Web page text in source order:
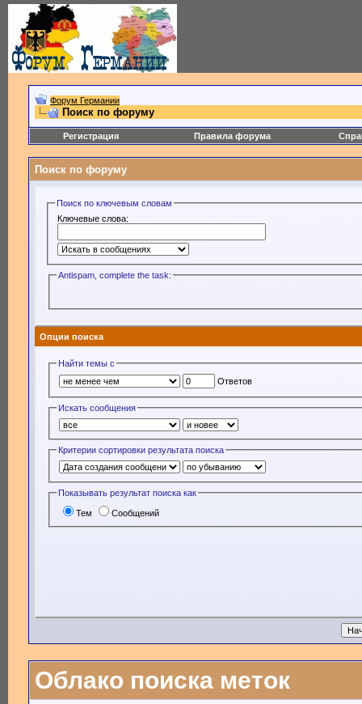
Форум Германии
Поиск по форуму
Регистрация Правила форума
Поиск по форуму
Поиск по ключевым словам
Ключевые слова:
Antispam, complete the task:
Опции поиска
Найти темы с
Ответов
Искать сообщения
Критерии сортировки результата поиска
Показывать результат поиска как
Тем Сообщений
Облако поиска меток